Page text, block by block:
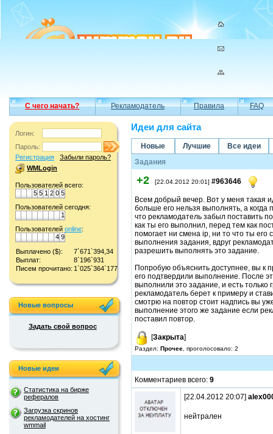
С чего начать? Рекламодатель Правила FAQ
Логин:
Пароль:
Регистрация
Забыли пароль?
WMLogin
Пользователей всего:
5 5 1 2 0 5
Пользователей сегодня:
1
Пользователей online:
4 9
Выплачено ($):
7`671`394,34
Выплат:
8`196`931
Писем прочитано: 1`025`364`177
Новые вопросы
Задать свой вопрос
Новые идеи
Статистика на бирже
рефералов
Загрузка скринов
рекламодателей на хостинг
wmmail
Идеи для сайта
Новые Лучшие
Все идеи
Задания
+2 [22.04.2012 20:01] #963646
Всем добрый вечер. Вот у меня такая
больше его нельзя выполнять, а когда
что рекламодатель забыл поставить
как ты его выполнил, перед тем как
помогает ни смена ip, ни то что ты его
выполнения задания, вдруг
разрешить выполнять это задание.
Попробую объяснить доступнее, вы к
его подтвердили выполнение. После
выполнили это задание, и есть
рекламодатель берет к примеру и
смотрю на повтор стоит надпись вы
выполнение этого же задание если
поставил повтор.
[Закрыта]
Раздел: Прочее , проголосовало: 2
Комментариев всего: 9
[22.04.2012 20:07]
нейтрален